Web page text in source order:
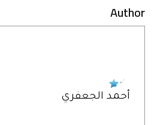
Author
أحمد الجعفري